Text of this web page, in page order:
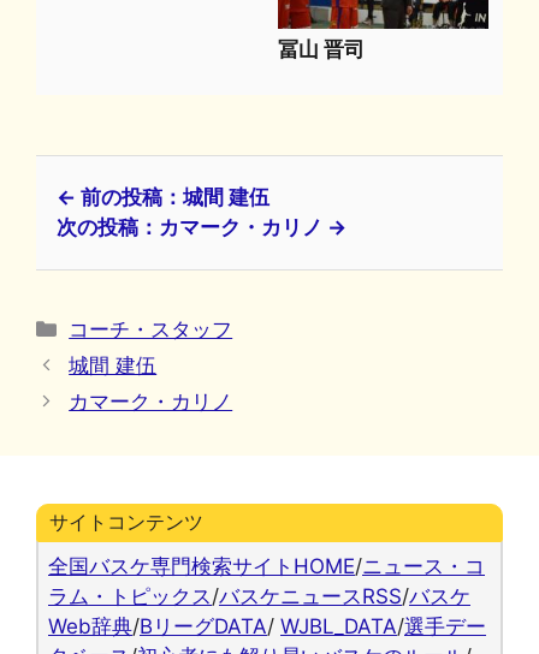
冨山 晋司
← 前の投稿：城間 建伍
次の投稿：カマーク・カリノ →
カ
テ
リ
コーチ・スタッフ
城間 建伍
カマーク・カリノ
サイトコンテンツ
全国バスケ専門検索サイトHOME/ニュース・コ
ラム・トピックス /バスケニュースRSS/バスケ
Web辞典/BリーグDATA/ WJBL_DATA/選手デー